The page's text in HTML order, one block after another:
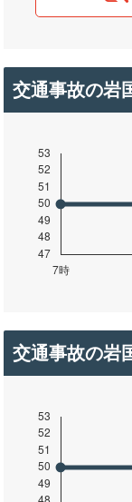
交通事故の岩
交通事故の岩